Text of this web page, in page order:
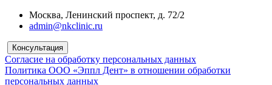
Москва, Ленинский проспект, д. 72/2
admin@nkclinic.ru
Консультация
Согласие на обработку персональных данных
Политика ООО «Эппл Дент» в отношении обработки
персональных данных